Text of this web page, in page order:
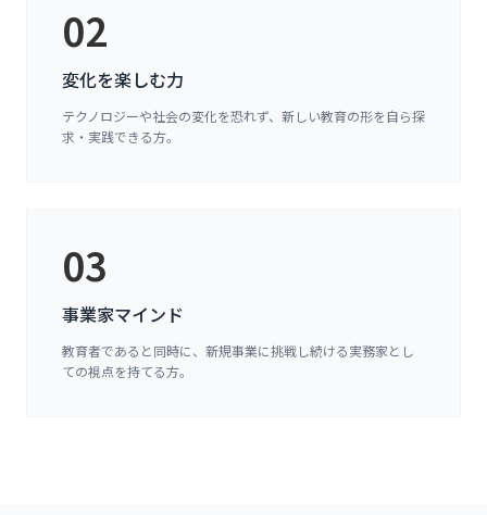
02
変化を楽しむ力
テクノロジーや社会の変化を恐れず、新しい教育の形を自ら探
求・実践できる方。
03
事業家マインド
教育者であると同時に、新規事業に挑戦し続ける実務家とし
ての視点を持てる方。